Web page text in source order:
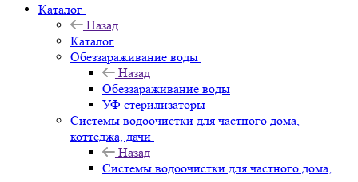
Каталог
Назад
Каталог
Обеззараживание воды
Назад
Обеззараживание воды
УФ стерилизаторы
Системы водоочистки для частного дома,
коттеджа, дачи
Назад
Системы водоочистки для частного дома,